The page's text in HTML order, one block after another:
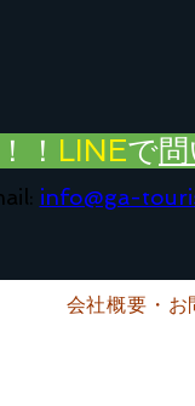
！ LINEで
info@ga-
会社概要・お